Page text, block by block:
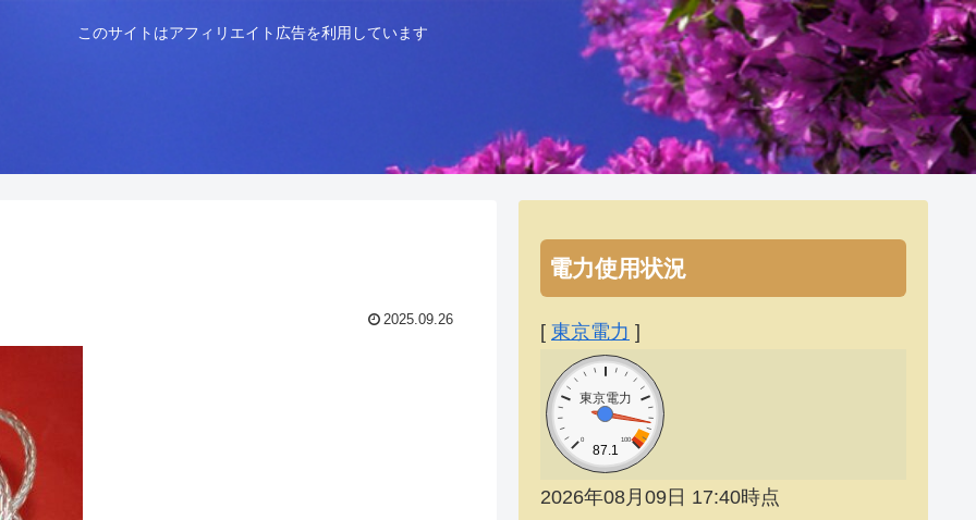
このサイトはアフィリエイト広告を利用しています
2025.09.26
電力使用状況
[ 東京電力 ]
東京電力
0 100
87.1
2026年08月09日 17:40時点